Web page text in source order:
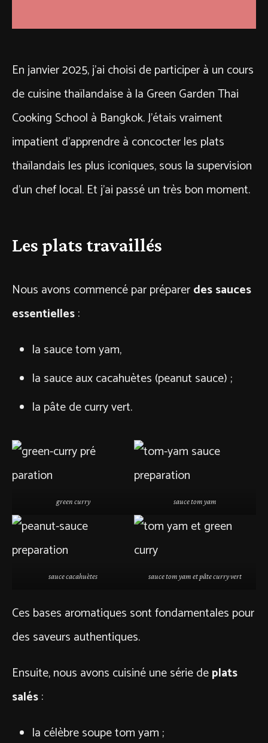
En janvier 2025, j’ai choisi de participer à un cours
de cuisine thaïlandaise à la Green Garden Thai
Cooking School à Bangkok. J’étais vraiment
impatient d’apprendre à concocter les plats
thaïlandais les plus iconiques, sous la supervision
d’un chef local. Et j’ai passé un très bon moment.
Les plats travaillés
Nous avons commencé par préparerdes sauces
essentielles:
la sauce tom yam,
la sauce aux cacahuètes (peanut sauce) ;
la pâte de curry vert.
green curry sauce tom yam
sauce cacahuètes sauce tom yam et pâte curry vert
Ces bases aromatiques sont fondamentales pour
des saveurs authentiques.
Ensuite, nous avons cuisiné une série deplats
salés:
la célèbre soupe tom yam ;